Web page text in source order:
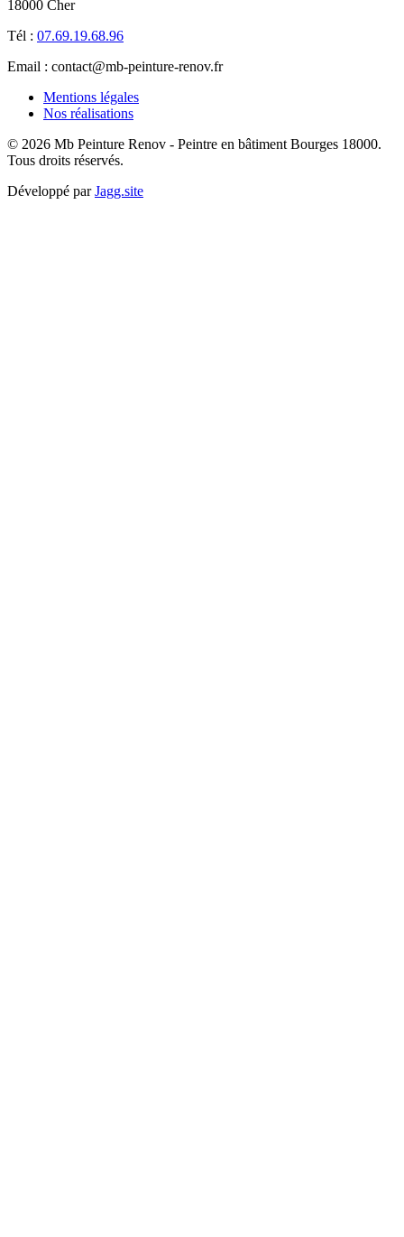
18000 Cher
Tél : 07.69.19.68.96
Email : contact@mb-peinture-renov.fr
Mentions légales
Nos réalisations
© 2026 Mb Peinture Renov - Peintre en bâtiment Bourges 18000.
Tous droits réservés.
Développé parJagg.site